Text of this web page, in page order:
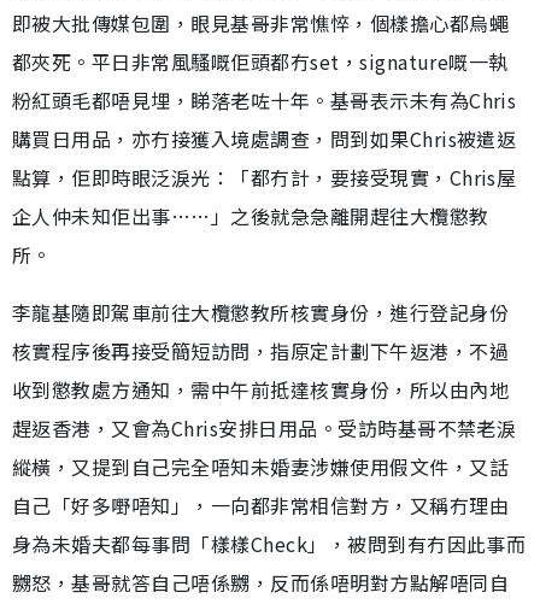
即被大批傳媒包圍，眼見基哥非常憔悴，個樣擔心都烏蠅
都夾死。平日非常風騷嘅佢頭都冇set，signature嘅一執
粉紅頭毛都唔見埋，睇落老咗十年。基哥表示未有為Chris
購買日用品，亦冇接獲入境處調查，問到如果Chris被遣返
點算，佢即時眼泛淚光：「都冇計，要接受現實，Chris屋
企人仲未知佢出事……」之後就急急離開趕往大欖懲教
所。
李龍基隨即駕車前往大欖懲教所核實身份，進行登記身份
核實程序後再接受簡短訪問，指原定計劃下午返港，不過
收到懲教處方通知，需中午前抵達核實身份，所以由內地
趕返香港，又會為Chris安排日用品。受訪時基哥不禁老淚
縱橫，又提到自己完全唔知未婚妻涉嫌使用假文件，又話
自己「好多嘢唔知」，一向都非常相信對方，又稱冇理由
身為未婚夫都每事問「樣樣Check」，被問到有冇因此事而
嬲怒，基哥就答自己唔係嬲，反而係唔明對方點解唔同自